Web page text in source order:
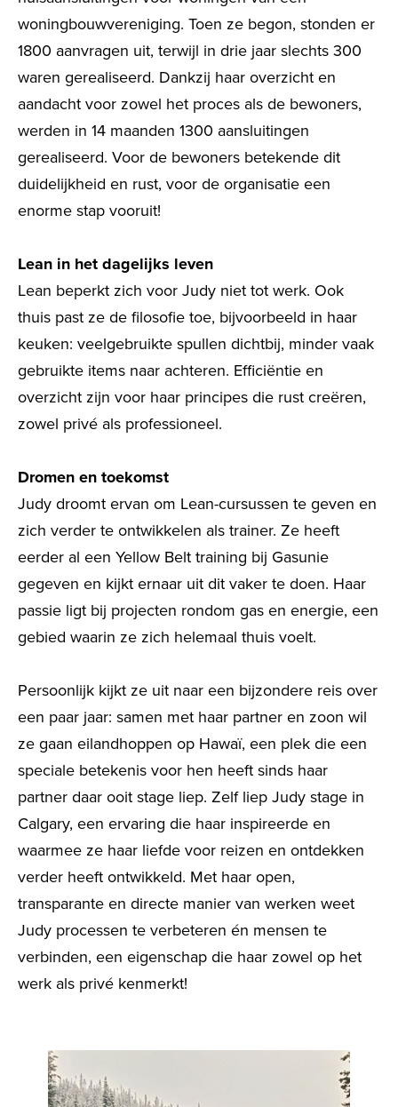
woningbouwvereniging. Toen ze begon, stonden er
1800 aanvragen uit, terwijl in drie jaar slechts 300
waren gerealiseerd. Dankzij haar overzicht en
aandacht voor zowel het proces als de bewoners,
werden in 14 maanden 1300 aansluitingen
gerealiseerd. Voor de bewoners betekende dit
duidelijkheid en rust, voor de organisatie een
enorme stap vooruit!
Lean in het dagelijks leven
Lean beperkt zich voor Judy niet tot werk. Ook
thuis past ze de filosofie toe, bijvoorbeeld in haar
keuken: veelgebruikte spullen dichtbij, minder vaak
gebruikte items naar achteren. Efficiëntie en
overzicht zijn voor haar principes die rust creëren,
zowel privé als professioneel.
Dromen en toekomst
Judy droomt ervan om Lean-cursussen te geven en
zich verder te ontwikkelen als trainer. Ze heeft
eerder al een Yellow Belt training bij Gasunie
gegeven en kijkt ernaar uit dit vaker te doen. Haar
passie ligt bij projecten rondom gas en energie, een
gebied waarin ze zich helemaal thuis voelt.
Persoonlijk kijkt ze uit naar een bijzondere reis over
een paar jaar: samen met haar partner en zoon wil
ze gaan eilandhoppen op Hawaï, een plek die een
speciale betekenis voor hen heeft sinds haar
partner daar ooit stage liep. Zelf liep Judy stage in
Calgary, een ervaring die haar inspireerde en
waarmee ze haar liefde voor reizen en ontdekken
verder heeft ontwikkeld. Met haar open,
transparante en directe manier van werken weet
Judy processen te verbeteren én mensen te
verbinden, een eigenschap die haar zowel op het
werk als privé kenmerkt!